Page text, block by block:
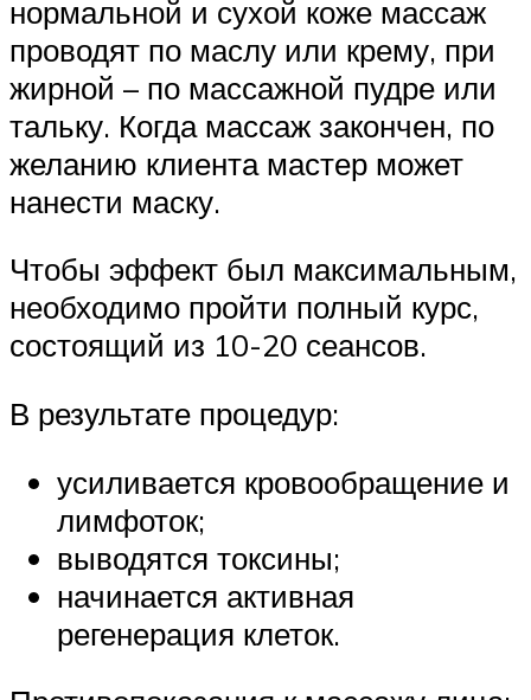
нормальной и сухой коже массаж
проводят по маслу или крему, при
жирной – по массажной пудре или
тальку. Когда массаж закончен, по
желанию клиента мастер может
нанести маску.
Чтобы эффект был максимальным,
необходимо пройти полный курс,
состоящий из 10-20 сеансов.
В результате процедур:
усиливается кровообращение и
лимфоток;
выводятся токсины;
начинается активная
регенерация клеток.